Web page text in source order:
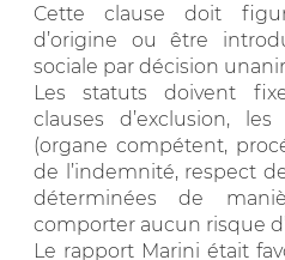
Cette clause doit
d’origine ou être
sociale par décision
Les statuts doivent
clauses d’exclusion,
(organe compétent,
de l’indemnité, respect
déterminées de
comporter aucun risque
Le rapport Marini était